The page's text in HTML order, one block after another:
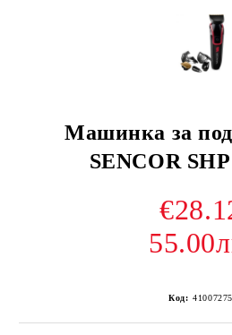
Машинка за
SENCOR
Код: 41007275